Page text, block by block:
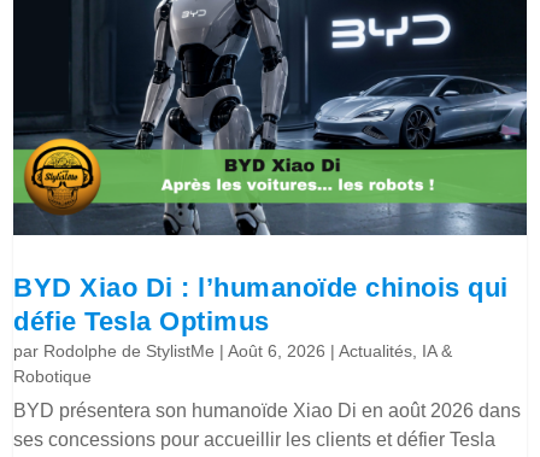
BYD Xiao Di : l’humanoïde chinois qui
défie Tesla Optimus
par Rodolphe de StylistMe |Août 6, 2026 |Actualités, IA &
Robotique
BYD présentera son humanoïde Xiao Di en août 2026 dans
ses concessions pour accueillir les clients et défier Tesla